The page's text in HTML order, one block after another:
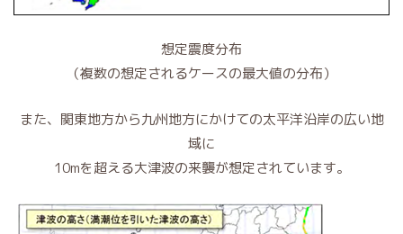
想定震度分布
（複数の想定されるケースの最大値の分布）
また、関東地方から九州地方にかけての太平洋沿岸の広い地
域に
10mを超える大津波の来襲が想定されています。